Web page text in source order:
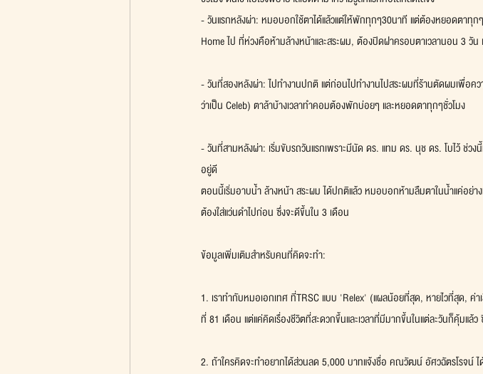
- วันแรกหลังผ่า: หมอบอกใช้ตาได้แล้วแต่ให้พักทุกๆ30นาที แต่ต้องหยอดตาทุก
Home ไป ที่ห่วงคือห้ามล้างหน้าและสระผม, ต้องปิดฝาครอบตาเวลานอน 3 วัน
- วันที่สองหลังผ่า: ไปทำงานปกติ แต่ก่อนไปทำงานไปสระผมที่ร้านตัดผมเพื่อค
ว่าเป็น Celeb) ตาล้าบ้างเวลาทำคอมต้องพักบ่อยๆ และหยอดตาทุกๆชั่วโมง
- วันที่สามหลังผ่า: เริ่มขับรถวันแรกเพราะมีนัด ดร. แทม ดร. นุช ดร. โบไว้ ช่วง
อยู่ดี
ตอนนี้เริ่มอาบน้ำ ล้างหน้า สระผม ได้ปกติแล้ว หมอบอกห้ามลืมตาในน้ำแค่อย่าง
ต้องใส่แว่นดำไปก่อน ซึ่งจะดีขึ้นใน 3 เดือน
ข้อมูลเพิ่มเติมสำหรับคนที่คิดจะทำ:
1. เราทำกับหมอเอกเทศ ที่TRSC แบบ 'Relex' (แผลน้อยที่สุด, หายไวที่สุด, ค่
ที่ 81 เดือน แต่แค่คิดเรื่องชีวิตที่สะดวกขึ้นและเวลาที่มีมากขึ้นในแต่ละวันก็คุ้ม
2. ถ้าใครคิดจะทำอยากได้ส่วนลด 5,000 บาทแจ้งชื่อ คณวัฒน์ อัศวฉัตรโรจน์